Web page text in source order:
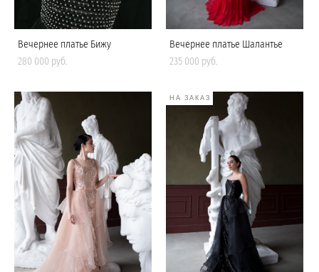
Вечернее платье Бижу
280 000 pуб.
Вечернее платье Шалантье
235 000 pуб.
НА ЗАКАЗ